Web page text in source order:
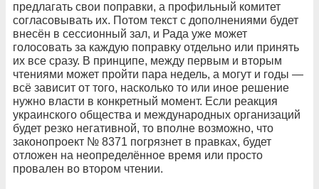
предлагать свои поправки, а профильный комитет
согласовывать их. Потом текст с дополнениями будет
внесён в сессионный зал, и Рада уже может
голосовать за каждую поправку отдельно или принять
их все сразу. В принципе, между первым и вторым
чтениями может пройти пара недель, а могут и годы —
всё зависит от того, насколько то или иное решение
нужно власти в конкретный момент. Если реакция
украинского общества и международных организаций
будет резко негативной, то вполне возможно, что
законопроект № 8371 погрязнет в правках, будет
отложен на неопределённое время или просто
провален во втором чтении.